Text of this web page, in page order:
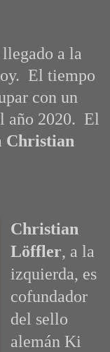
a la
El tiempo
con un
año 2020. El
Christian
Christian
Löffler, a la
izquierda, es
cofundador
del sello
alemán Ki